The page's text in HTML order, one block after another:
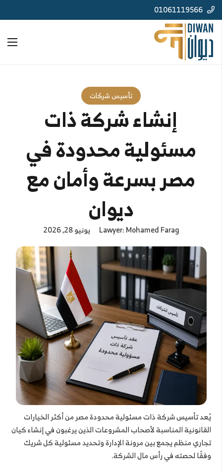
01061119566
تأسيس شركات
إنشاء شركة ذات
مسئولية محدودة في
مصر بسرعة وأمان مع
ديوان
Lawyer: Mohamed Farag يونيو 28, 2026
يُعد تأسيس شركة ذات مسئولية محدودة مصر من أكثر الخيارات
القانونية المناسبة لأصحاب المشروعات الذين يرغبون في إنشاء كيان
تجاري منظم يجمع بين مرونة الإدارة وتحديد مسئولية كل شريك
وفقًا لحصته في رأس مال الشركة.